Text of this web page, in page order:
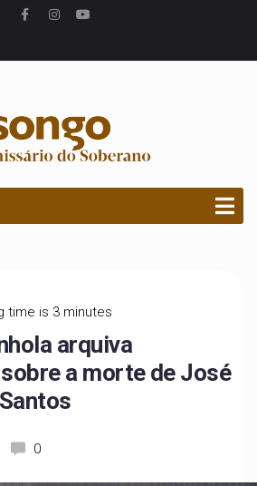
time is 3 minutes
arquiva
a morte de José
0